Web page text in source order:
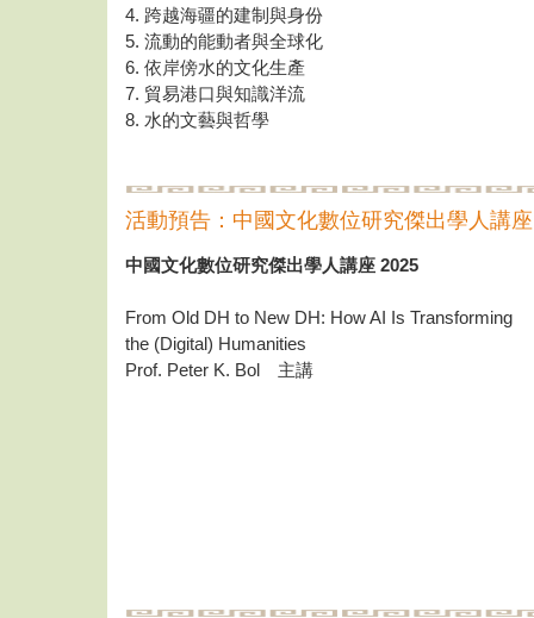
4. 跨越海疆的建制與身份
5. 流動的能動者與全球化
6. 依岸傍水的文化生產
7. 貿易港口與知識洋流
8. 水的文藝與哲學
活動預告：中國文化數位研究傑出學人講座
中國文化數位研究傑出學人講座 2025
From Old DH to New DH: How AI Is Transforming
the (Digital) Humanities
Prof. Peter K. Bol 主講